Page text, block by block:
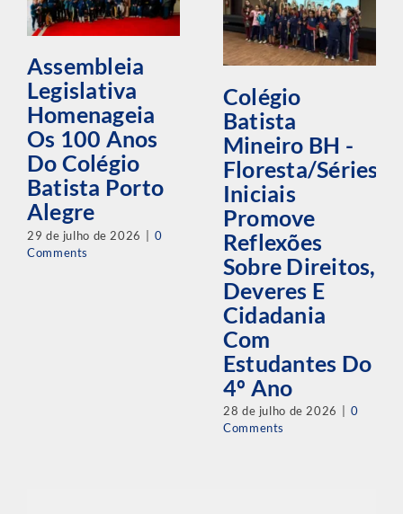
Assembleia
Legislativa
Homenageia
Os 100 Anos
Do Colégio
Batista Porto
Alegre
29 de julho de 2026
0
Comments
Colégio
Batista
Mineiro BH -
Floresta/Séries
Iniciais
Promove
Reflexões
Sobre Direitos,
Deveres E
Cidadania
Com
Estudantes Do
4º Ano
28 de julho de 2026
0
Comments